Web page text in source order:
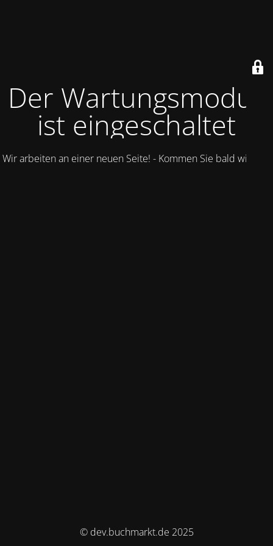
Der Wartungsmodus
ist eingeschaltet
Wir arbeiten an einer neuen Seite! - Kommen Sie bald wieder.
© dev.buchmarkt.de 2025